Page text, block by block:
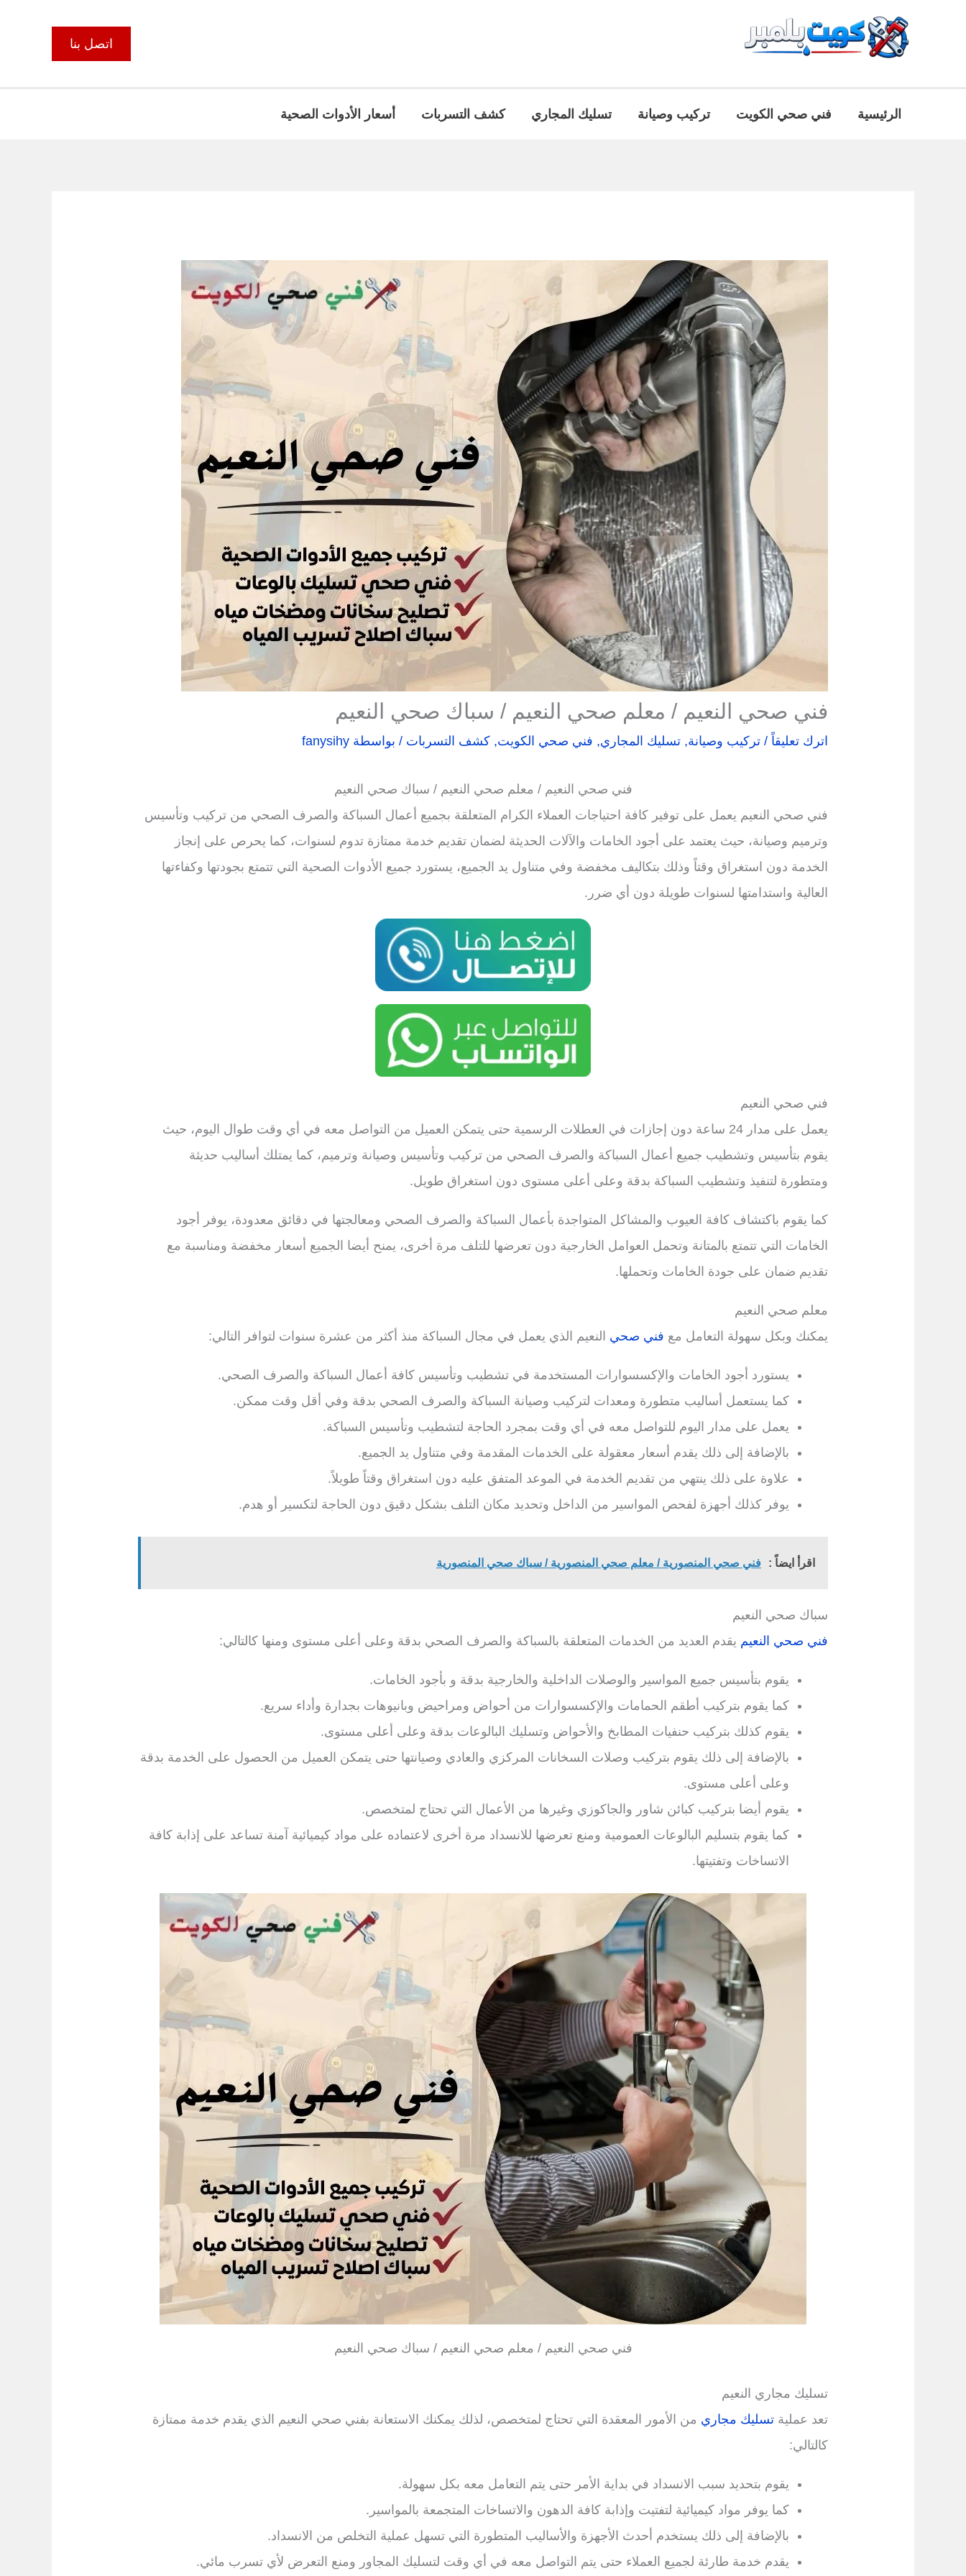
اتصل بنا
الرئيسية فني صحي الكويت تركيب وصيانة تسليك المجاري كشف التسربات أسعار الأدوات الصحية
فني صحي النعيم / معلم صحي النعيم / سباك صحي النعيم
اترك تعليقاً /تركيب وصيانة,تسليك المجاري, فني صحي الكويت,كشف التسربات / بواسطة fanysihy
فني صحي النعيم / معلم صحي النعيم / سباك صحي النعيم
فني صحي النعيم يعمل على توفير كافة احتياجات العملاء الكرام المتعلقة بجميع أعمال السباكة والصرف الصحي من تركيب وتأسيس
وترميم وصيانة، حيث يعتمد على أجود الخامات والآلات الحديثة لضمان تقديم خدمة ممتازة تدوم لسنوات، كما يحرص على إنجاز
الخدمة دون استغراق وقتاً وذلك بتكاليف مخفضة وفي متناول يد الجميع، يستورد جميع الأدوات الصحية التي تتمتع بجودتها وكفاءتها
العالية واستدامتها لسنوات طويلة دون أي ضرر.
فني صحي النعيم
يعمل على مدار 24 ساعة دون إجازات في العطلات الرسمية حتى يتمكن العميل من التواصل معه في أي وقت طوال اليوم، حيث
يقوم بتأسيس وتشطيب جميع أعمال السباكة والصرف الصحي من تركيب وتأسيس وصيانة وترميم، كما يمتلك أساليب حديثة
ومتطورة لتنفيذ وتشطيب السباكة بدقة وعلى أعلى مستوى دون استغراق طويل.
كما يقوم باكتشاف كافة العيوب والمشاكل المتواجدة بأعمال السباكة والصرف الصحي ومعالجتها في دقائق معدودة، يوفر أجود
الخامات التي تتمتع بالمتانة وتحمل العوامل الخارجية دون تعرضها للتلف مرة أخرى، يمنح أيضا الجميع أسعار مخفضة ومناسبة مع
تقديم ضمان على جودة الخامات وتحملها.
معلم صحي النعيم
يمكنك وبكل سهولة التعامل مع فني صحي النعيم الذي يعمل في مجال السباكة منذ أكثر من عشرة سنوات لتوافر التالي:
يستورد أجود الخامات والإكسسوارات المستخدمة في تشطيب وتأسيس كافة أعمال السباكة والصرف الصحي.
كما يستعمل أساليب متطورة ومعدات لتركيب وصيانة السباكة والصرف الصحي بدقة وفي أقل وقت ممكن.
يعمل على مدار اليوم للتواصل معه في أي وقت بمجرد الحاجة لتشطيب وتأسيس السباكة.
بالإضافة إلى ذلك يقدم أسعار معقولة على الخدمات المقدمة وفي متناول يد الجميع.
علاوة على ذلك ينتهي من تقديم الخدمة في الموعد المتفق عليه دون استغراق وقتاً طويلاً.
يوفر كذلك أجهزة لفحص المواسير من الداخل وتحديد مكان التلف بشكل دقيق دون الحاجة لتكسير أو هدم.
اقرأ ايضاً : فني صحي المنصورية / معلم صحي المنصورية / سباك صحي المنصورية
سباك صحي النعيم
فني صحي النعيم يقدم العديد من الخدمات المتعلقة بالسباكة والصرف الصحي بدقة وعلى أعلى مستوى ومنها كالتالي:
يقوم بتأسيس جميع المواسير والوصلات الداخلية والخارجية بدقة و بأجود الخامات.
كما يقوم بتركيب أطقم الحمامات والإكسسوارات من أحواض ومراحيض وبانيوهات بجدارة وأداء سريع.
يقوم كذلك بتركيب حنفيات المطابخ والأحواض وتسليك البالوعات بدقة وعلى أعلى مستوى.
بالإضافة إلى ذلك يقوم بتركيب وصلات السخانات المركزي والعادي وصيانتها حتى يتمكن العميل من الحصول على الخدمة بدقة
وعلى أعلى مستوى.
يقوم أيضا بتركيب كبائن شاور والجاكوزي وغيرها من الأعمال التي تحتاج لمتخصص.
كما يقوم بتسليم البالوعات العمومية ومنع تعرضها للانسداد مرة أخرى لاعتماده على مواد كيميائية آمنة تساعد على إذابة كافة
الاتساخات وتفتيتها.
فني صحي النعيم / معلم صحي النعيم / سباك صحي النعيم
تسليك مجاري النعيم
تعد عملية تسليك مجاري من الأمور المعقدة التي تحتاج لمتخصص، لذلك يمكنك الاستعانة بفني صحي النعيم الذي يقدم خدمة ممتازة
كالتالي:
يقوم بتحديد سبب الانسداد في بداية الأمر حتى يتم التعامل معه بكل سهولة.
كما يوفر مواد كيميائية لتفتيت وإذابة كافة الدهون والاتساخات المتجمعة بالمواسير.
بالإضافة إلى ذلك يستخدم أحدث الأجهزة والأساليب المتطورة التي تسهل عملية التخلص من الانسداد.
يقدم خدمة طارئة لجميع العملاء حتى يتم التواصل معه في أي وقت لتسليك المجاور ومنع التعرض لأي تسرب مائي.